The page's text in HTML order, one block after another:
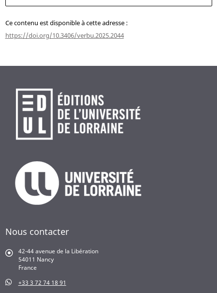
Ce contenu est disponible à cette adresse :
https://doi.org/10.3406/verbu.2025.2044
Nous contacter
42-44 avenue de la Libération
54011 Nancy
France
+33 3 72 74 18 91